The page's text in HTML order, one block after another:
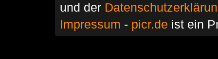
und der
Impressum - picr.de ist ein